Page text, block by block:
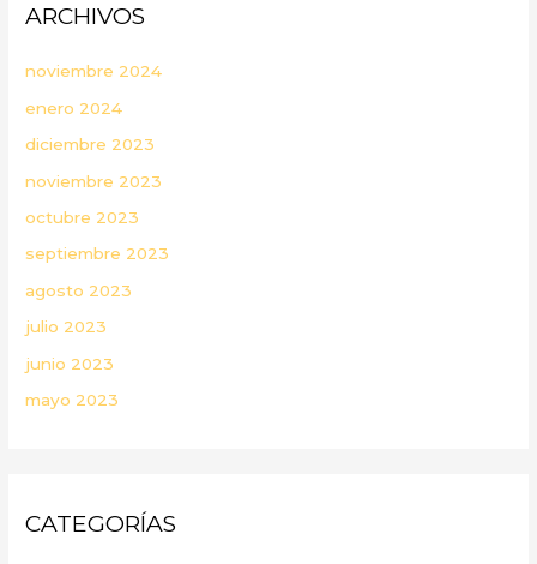
ARCHIVOS
noviembre 2024
enero 2024
diciembre 2023
noviembre 2023
octubre 2023
septiembre 2023
agosto 2023
julio 2023
junio 2023
mayo 2023
CATEGORÍAS